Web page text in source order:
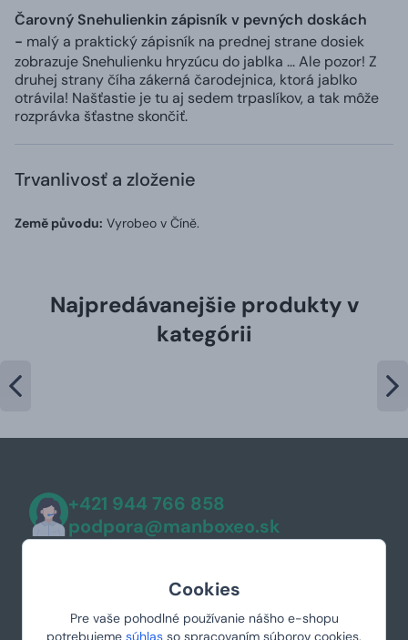
Cookies
Pre vaše pohodlné používanie nášho e-shopu
potrebujeme súhlas so spracovaním súborov cookies.
Čarovný Snehulienkin zápisník v pevných doskách
- malý a praktický zápisník na prednej strane dosiek
zobrazuje Snehulienku hryzúcu do jablka ... Ale pozor! Z
druhej strany číha zákerná čarodejnica, ktorá jablko
otrávila! Našťastie je tu aj sedem trpaslíkov, a tak môže
rozprávka šťastne skončiť.
Trvanlivosť a zloženie
Země původu: Vyrobeo v Číně.
Najpredávanejšie produkty v
kategórii
+421 944 766 858
podpora@manboxeo.sk